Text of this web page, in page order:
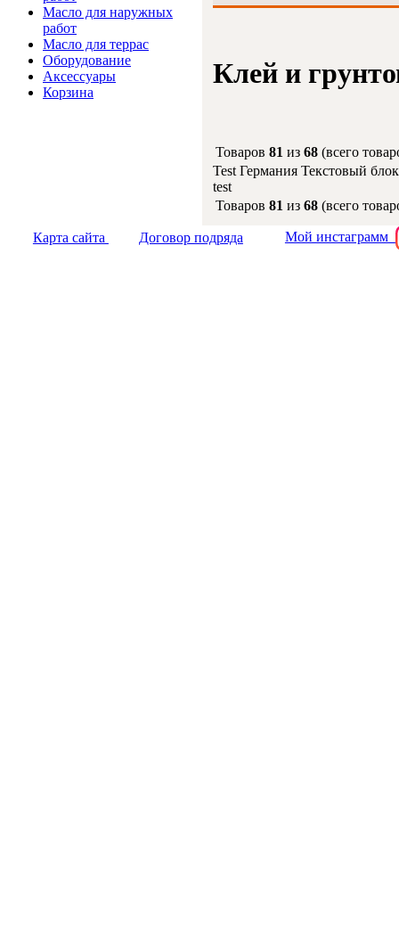
Масло для наружных
работ
Масло для террас
Оборудование
Аксессуары
Корзина
Клей и
Товаров 81 из 68 (всего
Test Германия Текстовый
test
Товаров 81 из 68 (всего
Карта сайта Договор подряда Мой инстаграмм